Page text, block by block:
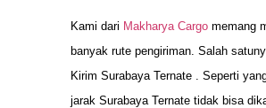
Kami dari Makharya Cargo memang
banyak rute pengiriman. Salah
Kirim Surabaya Ternate . Seperti
jarak Surabaya Ternate tidak bisa